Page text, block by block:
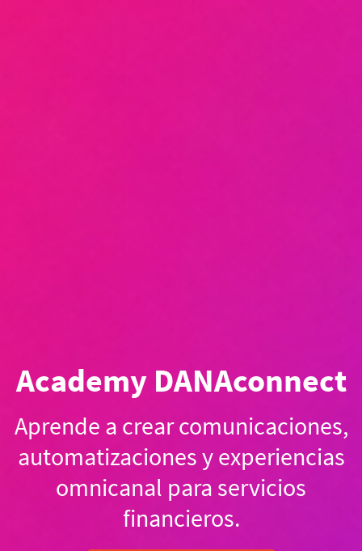
Academy DANAconnect
Aprende a crear comunicaciones,
automatizaciones y experiencias
omnicanal para servicios
financieros.